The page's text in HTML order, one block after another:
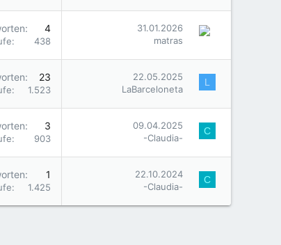
4
438
31.01.2026
matras
23
1.523
22.05.2025
LaBarceloneta
L
3
903
09.04.2025
-Claudia-
C
1
1.425
22.10.2024
-Claudia-
C